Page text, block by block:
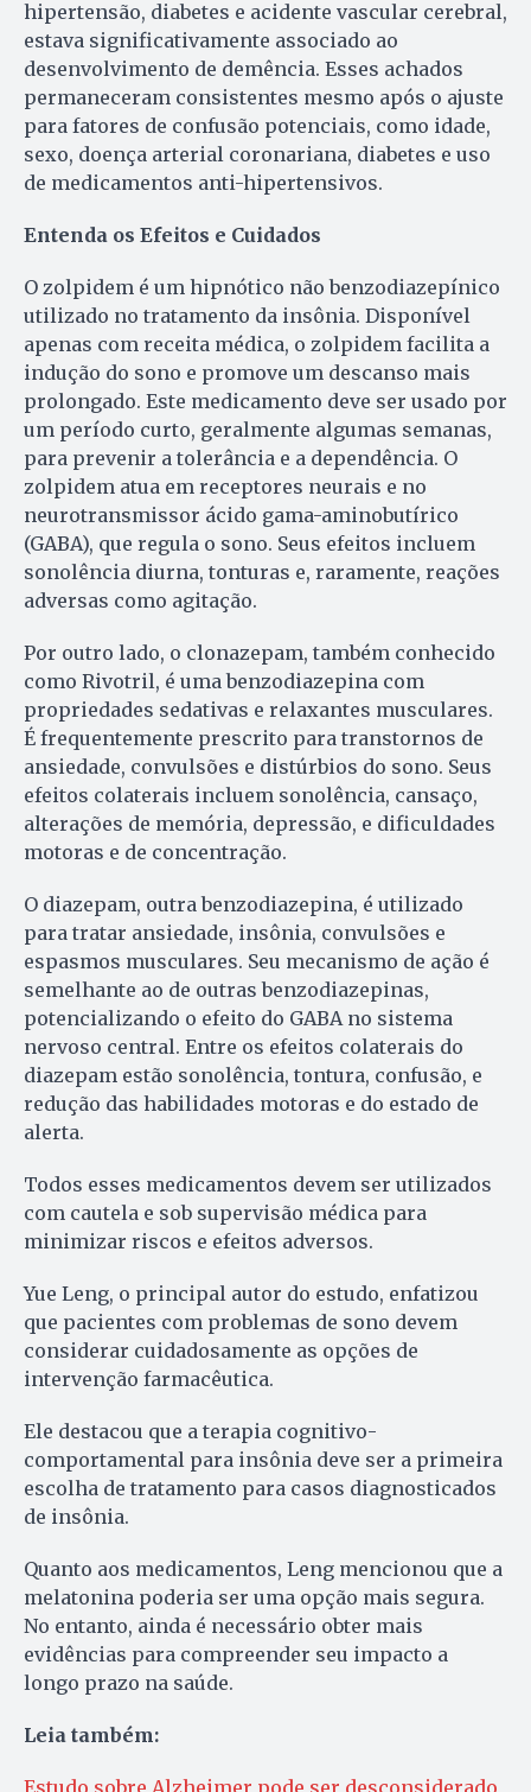
hipertensão, diabetes e acidente vascular cerebral,
estava significativamente associado ao
desenvolvimento de demência. Esses achados
permaneceram consistentes mesmo após o ajuste
para fatores de confusão potenciais, como idade,
sexo, doença arterial coronariana, diabetes e uso
de medicamentos anti-hipertensivos.
Entenda os Efeitos e Cuidados
O zolpidem é um hipnótico não benzodiazepínico
utilizado no tratamento da insônia. Disponível
apenas com receita médica, o zolpidem facilita a
indução do sono e promove um descanso mais
prolongado. Este medicamento deve ser usado por
um período curto, geralmente algumas semanas,
para prevenir a tolerância e a dependência. O
zolpidem atua em receptores neurais e no
neurotransmissor ácido gama-aminobutírico
(GABA), que regula o sono. Seus efeitos incluem
sonolência diurna, tonturas e, raramente, reações
adversas como agitação.
Por outro lado, o clonazepam, também conhecido
como Rivotril, é uma benzodiazepina com
propriedades sedativas e relaxantes musculares.
É frequentemente prescrito para transtornos de
ansiedade, convulsões e distúrbios do sono. Seus
efeitos colaterais incluem sonolência, cansaço,
alterações de memória, depressão, e dificuldades
motoras e de concentração.
O diazepam, outra benzodiazepina, é utilizado
para tratar ansiedade, insônia, convulsões e
espasmos musculares. Seu mecanismo de ação é
semelhante ao de outras benzodiazepinas,
potencializando o efeito do GABA no sistema
nervoso central. Entre os efeitos colaterais do
diazepam estão sonolência, tontura, confusão, e
redução das habilidades motoras e do estado de
alerta.
Todos esses medicamentos devem ser utilizados
com cautela e sob supervisão médica para
minimizar riscos e efeitos adversos.
Yue Leng, o principal autor do estudo, enfatizou
que pacientes com problemas de sono devem
considerar cuidadosamente as opções de
intervenção farmacêutica.
Ele destacou que a terapia cognitivo-
comportamental para insônia deve ser a primeira
escolha de tratamento para casos diagnosticados
de insônia.
Quanto aos medicamentos, Leng mencionou que a
melatonina poderia ser uma opção mais segura.
No entanto, ainda é necessário obter mais
evidências para compreender seu impacto a
longo prazo na saúde.
Leia também: